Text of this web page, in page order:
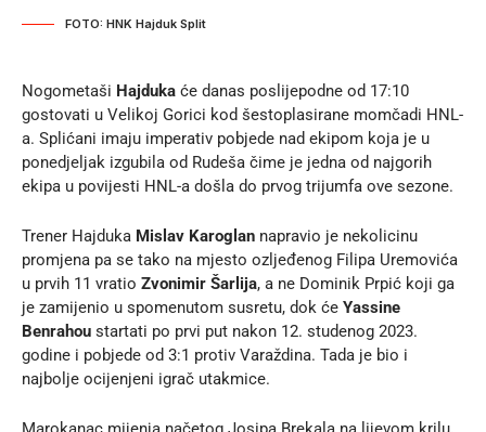
FOTO: HNK Hajduk Split
Nogometaši Hajduka će danas poslijepodne od 17:10
gostovati u Velikoj Gorici kod šestoplasirane momčadi HNL-
a. Splićani imaju imperativ pobjede nad ekipom koja je u
ponedjeljak izgubila od Rudeša čime je jedna od najgorih
ekipa u povijesti HNL-a došla do prvog trijumfa ove sezone.
Trener Hajduka Mislav Karoglan napravio je nekolicinu
promjena pa se tako na mjesto ozljeđenog Filipa Uremovića
u prvih 11 vratio Zvonimir Šarlija, a ne Dominik Prpić koji ga
je zamijenio u spomenutom susretu, dok će Yassine
Benrahou startati po prvi put nakon 12. studenog 2023.
godine i pobjede od 3:1 protiv Varaždina. Tada je bio i
najbolje ocijenjeni igrač utakmice.